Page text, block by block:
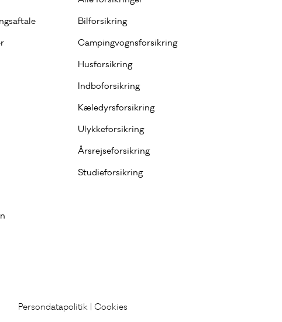
Bilforsikring
Campingvognsforsikring
Husforsikring
Indboforsikring
Kæledyrsforsikring
Ulykkeforsikring
Årsrejseforsikring
Studieforsikring
Persondatapolitik |Cookies